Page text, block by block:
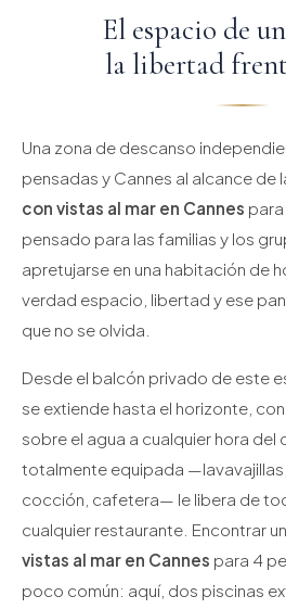
El espacio de
la libertad
Una zona de descanso
pensadas y Cannes al alcance de
con vistas al mar en Cannes
pensado para las familias y los
apretujarse en una habitación de
verdad espacio, libertad y ese
que no se olvida.
Desde el balcón privado de este
se extiende hasta el horizonte,
sobre el agua a cualquier hora del
totalmente equipada
cocción, cafetera— le libera de
cualquier restaurante. Encontrar un
vistas al mar en Cannes para 4
poco común: aquí, dos piscinas